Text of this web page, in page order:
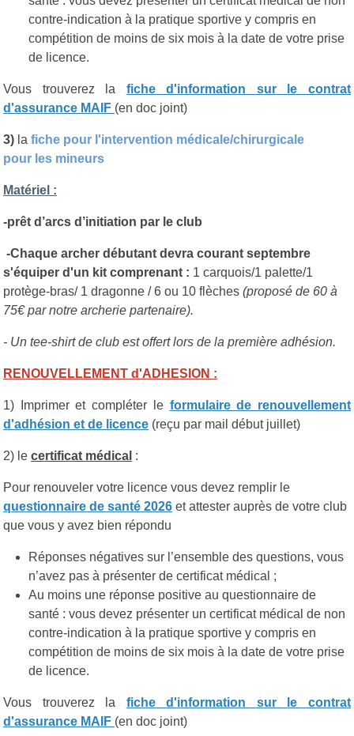
contre-indication à la pratique sportive y compris en
compétition de moins de six mois à la date de votre prise
de licence.
Vous trouverez la fiche d'information sur le contrat
d'assurance MAIF (en doc joint)
3) la fiche pour l'intervention médicale/chirurgicale
pour les mineurs
Matériel :
-prêt d’arcs d’initiation par le club
-Chaque archer débutant devra courant septembre
s'équiper d'un kit comprenant : 1 carquois/1 palette/1
protège-bras/ 1 dragonne / 6 ou 10 flèches (proposé de 60 à
75€ par notre archerie partenaire).
- Un tee-shirt de club est offert lors de la première adhésion.
RENOUVELLEMENT d'ADHESION :
1) Imprimer et compléter le formulaire de renouvellement
d'adhésion et de licence (reçu par mail début juillet)
2) le certificat médical :
Pour renouveler votre licence vous devez remplir le
questionnaire de santé 2026 et attester auprès de votre club
que vous y avez bien répondu
Réponses négatives sur l’ensemble des questions, vous
n’avez pas à présenter de certificat médical ;
Au moins une réponse positive au questionnaire de
santé : vous devez présenter un certificat médical de non
contre-indication à la pratique sportive y compris en
compétition de moins de six mois à la date de votre prise
de licence.
Vous trouverez la fiche d'information sur le contrat
d'assurance MAIF (en doc joint)